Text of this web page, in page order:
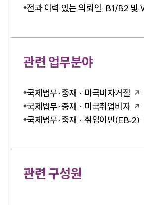
전과 이력 있는 의뢰인, B1/B2 및
관련 업무분야
국제법무·중재 · 미국비자거절
국제법무·중재 · 미국취업비자
국제법무·중재 · 취업이민(EB‑2)
관련 구성원